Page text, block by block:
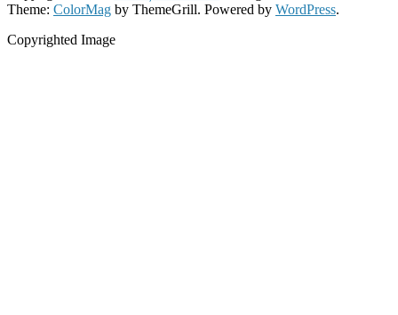
Theme: ColorMag by ThemeGrill. Powered by WordPress.
Copyrighted Image